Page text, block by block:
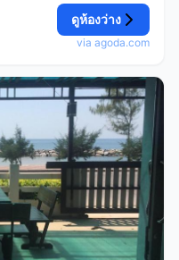
ดูห้องว่าง
via agoda.com